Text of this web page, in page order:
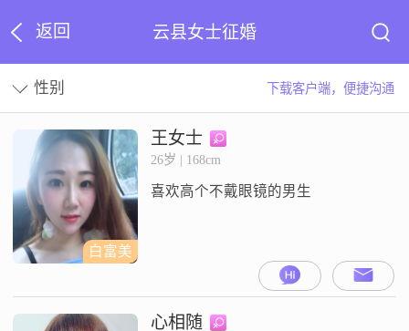
返回 云县女士征婚
性别 下载客户端，便捷沟通
白富美
王女士
26岁 | 168cm
喜欢高个不戴眼镜的男生
心相随